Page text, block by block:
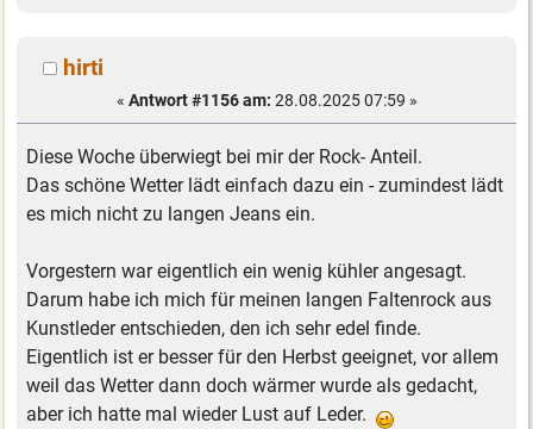
hirti
« Antwort #1156 am: 28.08.2025 07:59 »
Diese Woche überwiegt bei mir der Rock- Anteil.
Das schöne Wetter lädt einfach dazu ein - zumindest lädt
es mich nicht zu langen Jeans ein.
Vorgestern war eigentlich ein wenig kühler angesagt.
Darum habe ich mich für meinen langen Faltenrock aus
Kunstleder entschieden, den ich sehr edel finde.
Eigentlich ist er besser für den Herbst geeignet, vor allem
weil das Wetter dann doch wärmer wurde als gedacht,
aber ich hatte mal wieder Lust auf Leder.